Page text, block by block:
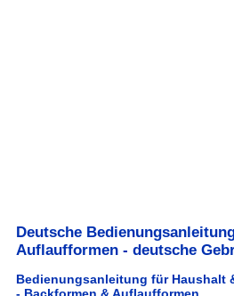
Deutsche
Auflaufformen - deutsche
Bedienungsanleitung für Haushalt